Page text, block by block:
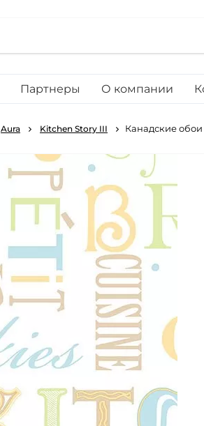
Партнеры О компании
Aura Kitchen Story III Канадские обои